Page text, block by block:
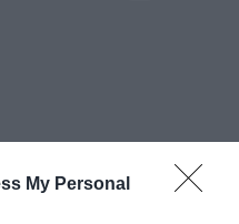
My Personal